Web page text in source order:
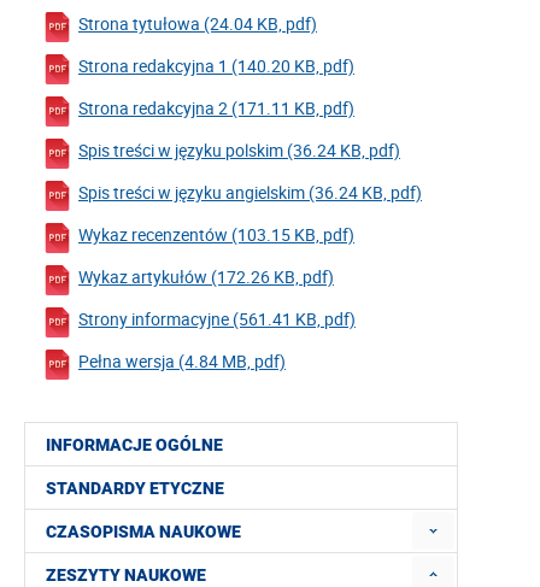
INFORMACJE OGÓLNE
STANDARDY ETYCZNE
CZASOPISMA NAUKOWE
ZESZYTY NAUKOWE
Strona tytułowa (24.04 KB, pdf)
Strona redakcyjna 1 (140.20 KB, pdf)
Strona redakcyjna 2 (171.11 KB, pdf)
Spis treści w języku polskim (36.24 KB, pdf)
Spis treści w języku angielskim (36.24 KB, pdf)
Wykaz recenzentów (103.15 KB, pdf)
Wykaz artykułów (172.26 KB, pdf)
Strony informacyjne (561.41 KB, pdf)
Pełna wersja (4.84 MB, pdf)